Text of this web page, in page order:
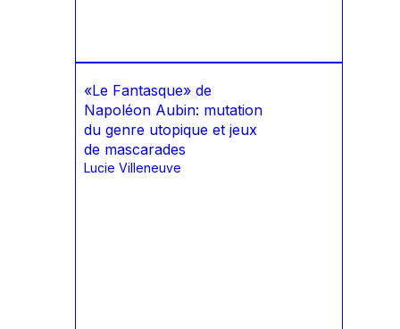
«Le Fantasque» de
Napoléon Aubin: mutation
du genre utopique et jeux
de mascarades
Lucie Villeneuve